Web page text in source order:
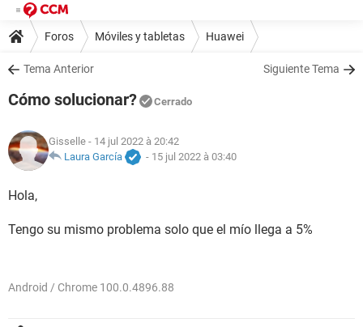
Foros Móviles y tabletas Huawei
Tema Anterior Siguiente Tema
Cómo solucionar? Cerrado
Gisselle - 14 jul 2022 à 20:42
Laura García
- 15 jul 2022 à 03:40
Hola,
Tengo su mismo problema solo que el mío llega a 5%
Android / Chrome 100.0.4896.88